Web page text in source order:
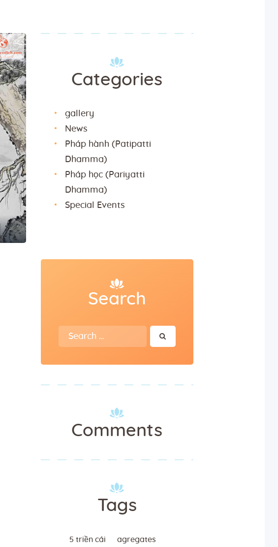
Categories
gallery
News
Pháp hành (Patipatti
Dhamma)
Pháp học (Pariyatti
Dhamma)
Special Events
Search
Search
for:
Comments
Tags
5 triền cái agregates